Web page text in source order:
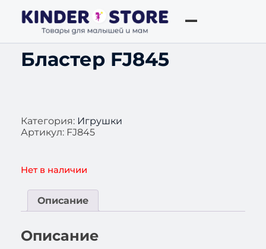
Бластер FJ845
Категория: Игрушки
Артикул: FJ845
Нет в наличии
Описание
Описание